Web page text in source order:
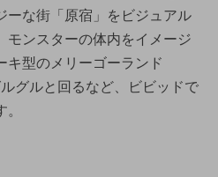
ーな街「原宿」をビジュアル
モンスターの体内をイメージ
キ型のメリーゴーランド
グルと回るなど、ビビッドで